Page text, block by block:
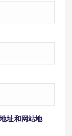
址和网站地